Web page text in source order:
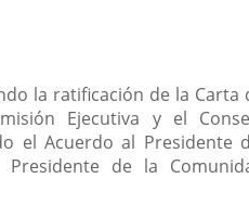
la ratificación de la Carta
Ejecutiva y el
el Acuerdo al Presidente
de la